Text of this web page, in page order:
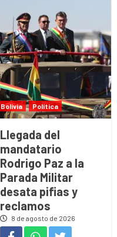
Bolivia Política
Llegada del
mandatario
Rodrigo Paz a la
Parada Militar
desata pifias y
reclamos
8 de agosto de 2026